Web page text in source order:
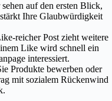
auf den ersten Blick,
Ihre Glaubwürdigkeit
reicher Post zieht weitere
Like wird schnell ein
interessiert.
Produkte bewerben oder
mit sozialem Rückenwind